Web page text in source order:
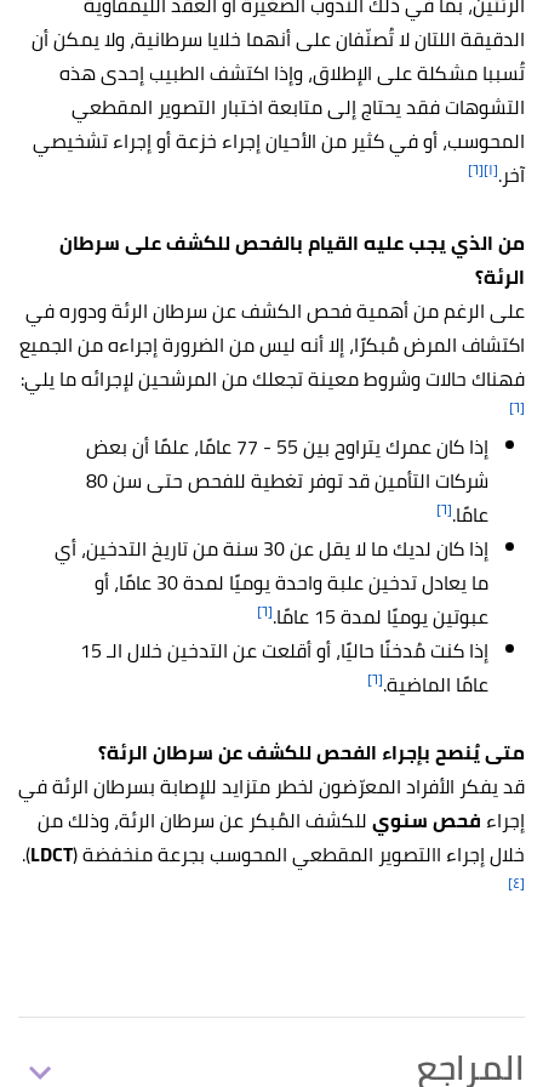
الدقيقة اللتان لا تُصنّفان على أنهما خلايا سرطانية، ولا يمكن أن
تُسببا مشكلة على الإطلاق، وإذا اكتشف الطبيب إحدى هذه
التشوهات فقد يحتاج إلى متابعة اختبار التصوير المقطعي
المحوسب، أو في كثير من الأحيان إجراء خزعة أو إجراء تشخيصي
آخر.[١] [٦]
من الذي يجب عليه القيام بالفحص للكشف على سرطان
الرئة؟
على الرغم من أهمية فحص الكشف عن سرطان الرئة ودوره في
اكتشاف المرض مُبكرًا، إلا أنه ليس من الضرورة إجراءه من الجميع
فهناك حالات وشروط معينة تجعلك من المرشحين لإجرائه ما يلي:
[٦]
إذا كان عمرك يتراوح بين 55 - 77 عامًا، علمًا أن بعض
شركات التأمين قد توفر تغطية للفحص حتى سن 80
عامًا.[٦]
إذا كان لديك ما لا يقل عن 30 سنة من تاريخ التدخين، أي
ما يعادل تدخين علبة واحدة يوميًا لمدة 30 عامًا، أو
عبوتين يوميًا لمدة 15 عامًا.
[٦]
إذا كنت مُدخنًا حاليًا، أو أقلعت عن التدخين خلال الـ 15
عامًا الماضية.[٦]
متى يُنصح بإجراء الفحص للكشف عن سرطان الرئة؟
قد يفكر الأفراد المعرّضون لخطر متزايد للإصابة بسرطان الرئة في
إجراءفحص سنويللكشف المُبكر عن سرطان الرئة، وذلك من
خلال إجراء االتصوير المقطعي المحوسب بجرعة منخفضة (LDCT
).
[٤]
المراجع